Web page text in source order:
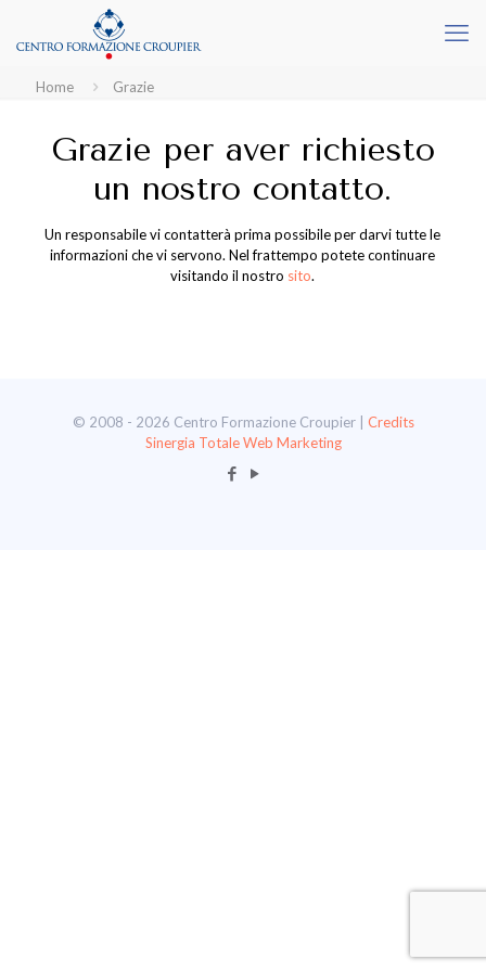
Home Grazie
Grazie per aver richiesto
un nostro contatto.
Un responsabile vi contatterà prima possibile per darvi tutte le
informazioni che vi servono. Nel frattempo potete continuare
visitando il nostro sito.
© 2008 - 2026 Centro Formazione Croupier | Credits
Sinergia Totale Web Marketing